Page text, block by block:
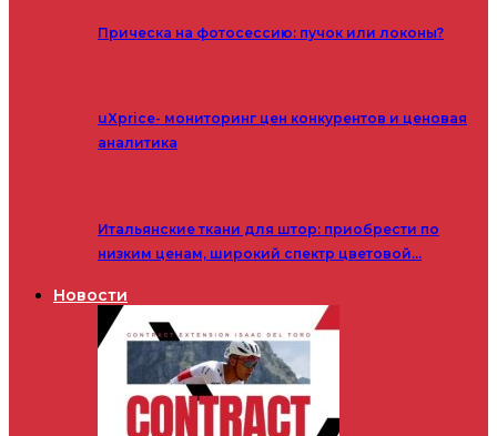
Прическа на фотосессию: пучок или локоны?
uXprice- мониторинг цен конкурентов и ценовая
аналитика
Итальянские ткани для штор: приобрести по
низким ценам, широкий спектр цветовой…
Новости